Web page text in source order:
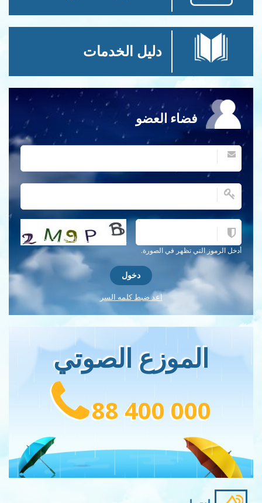
دليل الخدمات
فضاء العضو
أدخل الرموز التي تظهر في الصورة.
احصل على كلمة التحقق جديدة!
اعد ضبط كلمه السر
الموزع الصوتي
88 400 000